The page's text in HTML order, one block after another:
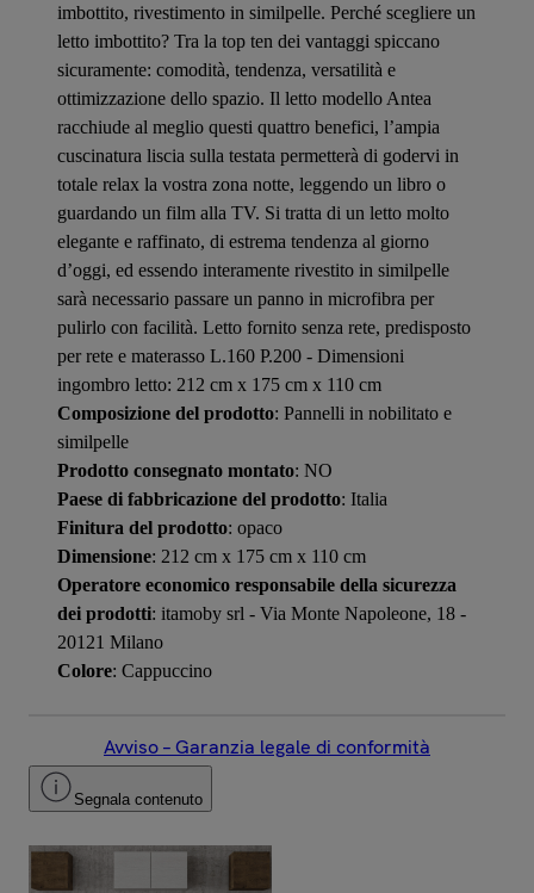
imbottito, rivestimento in similpelle. Perché scegliere un
letto imbottito? Tra la top ten dei vantaggi spiccano
sicuramente: comodità, tendenza, versatilità e
ottimizzazione dello spazio. Il letto modello Antea
racchiude al meglio questi quattro benefici, l’ampia
cuscinatura liscia sulla testata permetterà di godervi in
totale relax la vostra zona notte, leggendo un libro o
guardando un film alla TV. Si tratta di un letto molto
elegante e raffinato, di estrema tendenza al giorno
d’oggi, ed essendo interamente rivestito in similpelle
sarà necessario passare un panno in microfibra per
pulirlo con facilità. Letto fornito senza rete, predisposto
per rete e materasso L.160 P.200 - Dimensioni
ingombro letto: 212 cm x 175 cm x 110 cm
Composizione del prodotto: Pannelli in nobilitato e
similpelle
Prodotto consegnato montato: NO
Paese di fabbricazione del prodotto: Italia
Finitura del prodotto: opaco
Dimensione: 212 cm x 175 cm x 110 cm
Operatore economico responsabile della sicurezza
dei prodotti: itamoby srl - Via Monte Napoleone, 18 -
20121 Milano
Colore: Cappuccino
Avviso – Garanzia legale di conformità
Segnala contenuto